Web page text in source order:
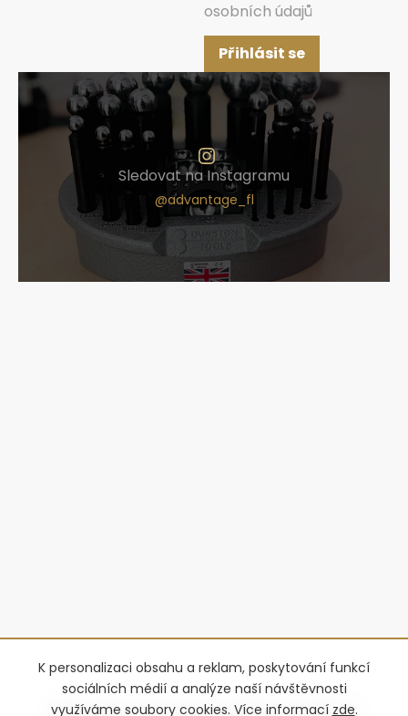
K personalizaci obsahu a reklam, poskytování funkcí
sociálních médií a analýze naší návštěvnosti
využíváme soubory cookies. Více informací zde.
osobních údajů
Přihlásit se
Sledovat na Instagramu